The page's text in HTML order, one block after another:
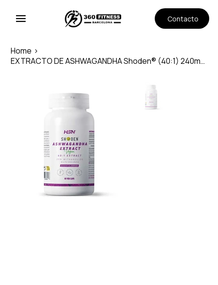
Contacto
Home >
EXTRACTO DE ASHWAGANDHA Shoden® (40:1) 240mg, 120 veg capsulas